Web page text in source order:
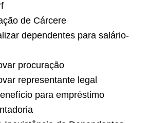
de Cárcere
dependentes para salário-
procuração
representante legal
para empréstimo